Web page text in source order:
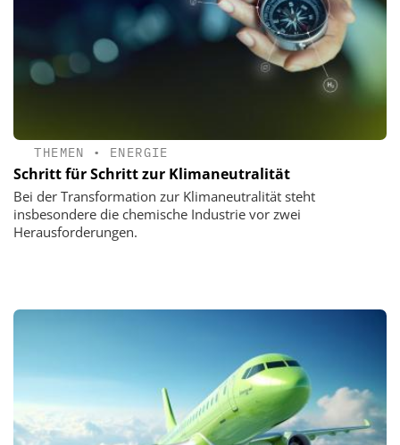
THEMEN • ENERGIE
Schritt für Schritt zur Klimaneutralität
Bei der Transformation zur Klimaneutralität steht
insbesondere die chemische Industrie vor zwei
Herausforderungen.